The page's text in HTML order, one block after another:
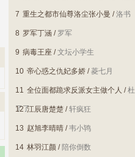
7 重生之都市仙尊洛尘张小曼 /洛书
8 罗军丁涵 / 罗军
9 病毒王座 /文坛小学生
10 帝心惑之仇妃多娇 /菱七月
11 全位面都跪求反派女主做个人 /杜
了了
12 江辰唐楚楚 /轩疯狂
13 赵旭李晴晴 /韦小鸨
14 林羽江颜 / 陪你倒数